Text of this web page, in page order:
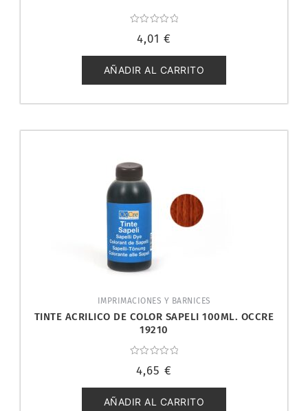
con
de
5
4,01 €
AÑADIR AL CARRITO
IMPRIMACIONES Y BARNICES
TINTE ACRILICO DE COLOR SAPELI 100ML. OCCRE
19210
con
de
5
4,65 €
AÑADIR AL CARRITO